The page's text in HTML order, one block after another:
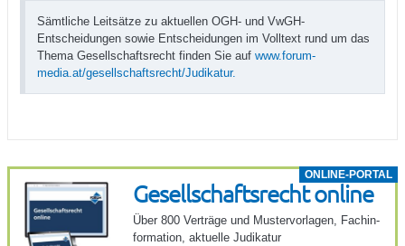
Sämtliche Leitsätze zu aktuellen OGH- und VwGH-
Entscheidungen sowie Entscheidungen im Volltext rund um das
Thema Gesellschaftsrecht finden Sie auf www.forum-
media.at/gesellschaftsrecht/Judikatur.
ONLINE-PORTAL
Gesell­schafts­recht online
Über 800 Verträge und Muster­vor­lagen, Fach­in­
for­ma­tion, aktu­elle Judi­katur